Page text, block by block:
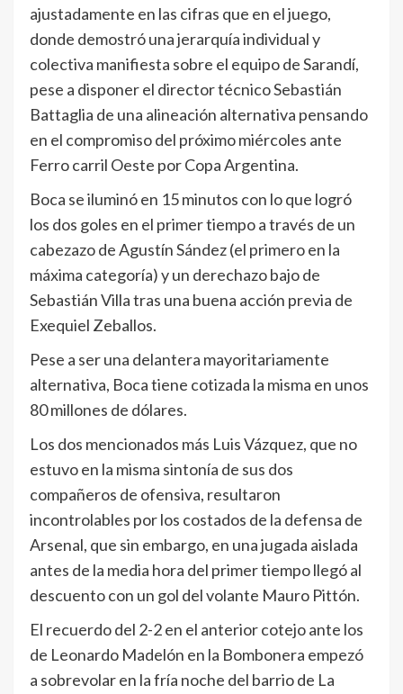
ajustadamente en las cifras que en el juego,
donde demostró una jerarquía individual y
colectiva manifiesta sobre el equipo de Sarandí,
pese a disponer el director técnico Sebastián
Battaglia de una alineación alternativa pensando
en el compromiso del próximo miércoles ante
Ferro carril Oeste por Copa Argentina.
Boca se iluminó en 15 minutos con lo que logró
los dos goles en el primer tiempo a través de un
cabezazo de Agustín Sández (el primero en la
máxima categoría) y un derechazo bajo de
Sebastián Villa tras una buena acción previa de
Exequiel Zeballos.
Pese a ser una delantera mayoritariamente
alternativa, Boca tiene cotizada la misma en unos
80 millones de dólares.
Los dos mencionados más Luis Vázquez, que no
estuvo en la misma sintonía de sus dos
compañeros de ofensiva, resultaron
incontrolables por los costados de la defensa de
Arsenal, que sin embargo, en una jugada aislada
antes de la media hora del primer tiempo llegó al
descuento con un gol del volante Mauro Pittón.
El recuerdo del 2-2 en el anterior cotejo ante los
de Leonardo Madelón en la Bombonera empezó
a sobrevolar en la fría noche del barrio de La